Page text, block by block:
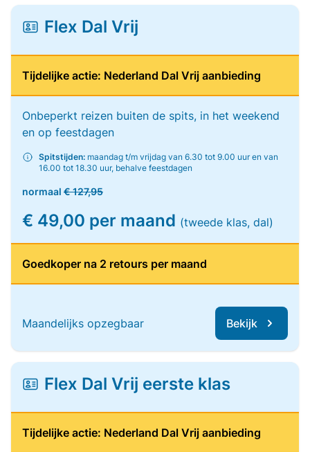
Flex Dal Vrij
Tijdelijke actie: Nederland Dal Vrij aanbieding
Onbeperkt reizen buiten de spits, in het weekend
en op feestdagen
Spitstijden: maandag t/m vrijdag van 6.30 tot 9.00 uur en van
16.00 tot 18.30 uur, behalve feestdagen
normaal € 127,95
€ 49,00 per maand (tweede klas, dal)
Goedkoper na 2 retours per maand
Maandelijks opzegbaar Bekijk
Flex Dal Vrij eerste klas
Tijdelijke actie: Nederland Dal Vrij aanbieding